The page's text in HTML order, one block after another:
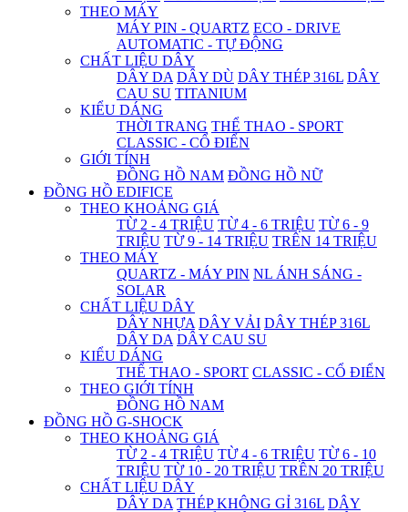
THEO MÁY
MÁY PIN - QUARTZ ECO - DRIVE
AUTOMATIC - TỰ ĐỘNG
CHẤT LIỆU DÂY
DÂY DA DÂY DÙ DÂY THÉP 316L DÂY
CAU SU TITANIUM
KIỂU DÁNG
THỜI TRANG THỂ THAO - SPORT
CLASSIC - CỔ ĐIỂN
GIỚI TÍNH
ĐỒNG HỒ NAM ĐỒNG HỒ NỮ
ĐỒNG HỒ EDIFICE
THEO KHOẢNG GIÁ
TỪ 2 - 4 TRIỆU TỪ 4 - 6 TRIỆU TỪ 6 - 9
TRIỆU TỪ 9 - 14 TRIỆU TRÊN 14 TRIỆU
THEO MÁY
QUARTZ - MÁY PIN NL ÁNH SÁNG -
SOLAR
CHẤT LIỆU DÂY
DÂY NHỰA DÂY VẢI DÂY THÉP 316L
DÂY DA DÂY CAU SU
KIỂU DÁNG
THỂ THAO - SPORT CLASSIC - CỔ ĐIỂN
THEO GIỚI TÍNH
ĐỒNG HỒ NAM
ĐỒNG HỒ G-SHOCK
THEO KHOẢNG GIÁ
TỪ 2 - 4 TRIỆU TỪ 4 - 6 TRIỆU TỪ 6 - 10
TRIỆU TỪ 10 - 20 TRIỆU TRÊN 20 TRIỆU
CHẤT LIỆU DÂY
DÂY DA THÉP KHÔNG GỈ 316L DÂY